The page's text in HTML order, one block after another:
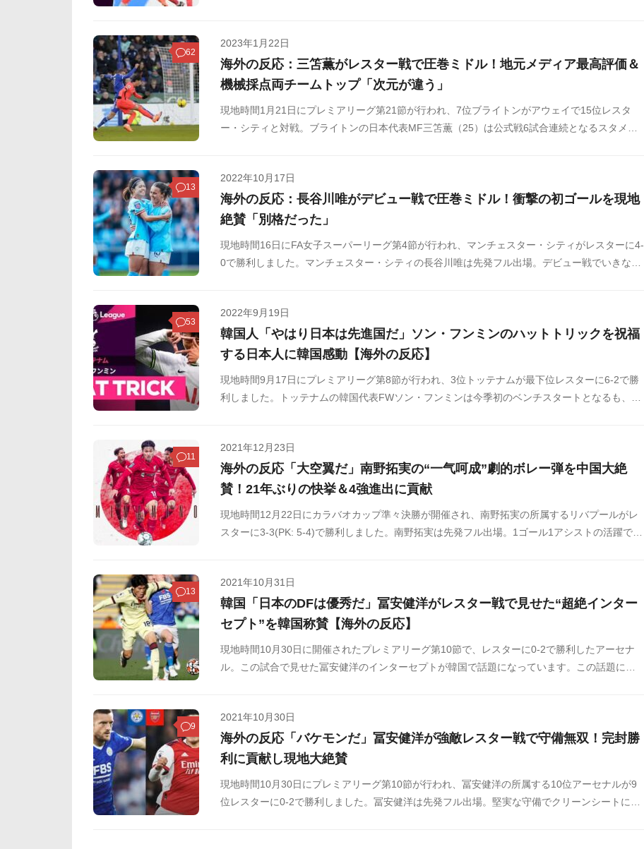
62
2023年1月22日
海外の反応：三笘薫がレスター戦で圧巻ミドル！地元メディア最高評価＆
機械採点両チームトップ「次元が違う」
現地時間1月21日にプレミアリーグ第21節が行われ、7位ブライトンがアウェイで15位レスタ
ー・シティと対戦。ブライトンの日本代表MF三笘薫（25）は公式戦6試合連続となるスタメン
は、0-0で迎えた27分、左サイドでボールを受けた三笘薫がカットインして対峙したベルギー代
表DFカスターニュを振り切り、右足を一閃。ボールはゴール右上隅に吸い込まれ、先制に成功
しました。三笘は今季リーグ戦4点目となっています。
13
2022年10月17日
海外の反応：長谷川唯がデビュー戦で圧巻ミドル！衝撃の初ゴールを現地
絶賛「別格だった」
現地時間16日にFA女子スーパーリーグ第4節が行われ、マンチェスター・シティがレスターに4-
0で勝利しました。マンチェスター・シティの長谷川唯は先発フル出場。デビュー戦でいきなり
53
2022年9月19日
韓国人「やはり日本は先進国だ」ソン・フンミンのハットトリックを祝福
する日本人に韓国感動【海外の反応】
現地時間9月17日にプレミアリーグ第8節が行われ、3位トッテナムが最下位レスターに6-2で勝
利しました。トッテナムの韓国代表FWソン・フンミンは今季初のベンチスタートとなるも、59
11
2021年12月23日
海外の反応「大空翼だ」南野拓実の“一气呵成”劇的ボレー弾を中国大絶
賛！21年ぶりの快挙＆4強進出に貢献
現地時間12月22日にカラバオカップ準々決勝が開催され、南野拓実の所属するリバプールがレ
スターに3-3(PK: 5-4)で勝利しました。南野拓実は先発フル出場。1ゴール1アシストの活躍でチ
13
2021年10月31日
韓国「日本のDFは優秀だ」冨安健洋がレスター戦で見せた“超絶インター
セプト”を韓国称賛【海外の反応】
現地時間10月30日に開催されたプレミアリーグ第10節で、レスターに0-2で勝利したアーセナ
ル。この試合で見せた冨安健洋のインターセプトが韓国で話題になっています。この話題に対
9
2021年10月30日
海外の反応「バケモンだ」冨安健洋が強敵レスター戦で守備無双！完封勝
利に貢献し現地大絶賛
現地時間10月30日にプレミアリーグ第10節が行われ、冨安健洋の所属する10位アーセナルが9
位レスターに0-2で勝利しました。冨安健洋は先発フル出場。堅実な守備でクリーンシートに貢